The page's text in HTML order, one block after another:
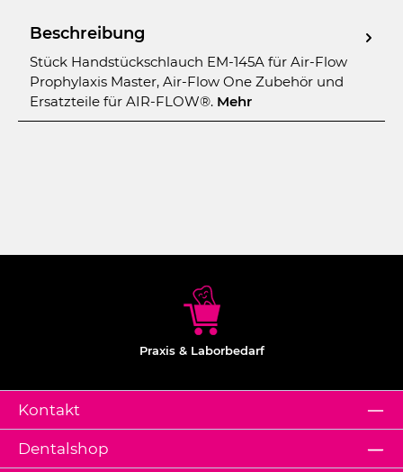
Beschreibung
Stück Handstückschlauch EM-145A für Air-Flow
Prophylaxis Master, Air-Flow One Zubehör und
Ersatzteile für AIR-FLOW®. Mehr
Praxis & Laborbedarf
Kontakt
Dentalshop